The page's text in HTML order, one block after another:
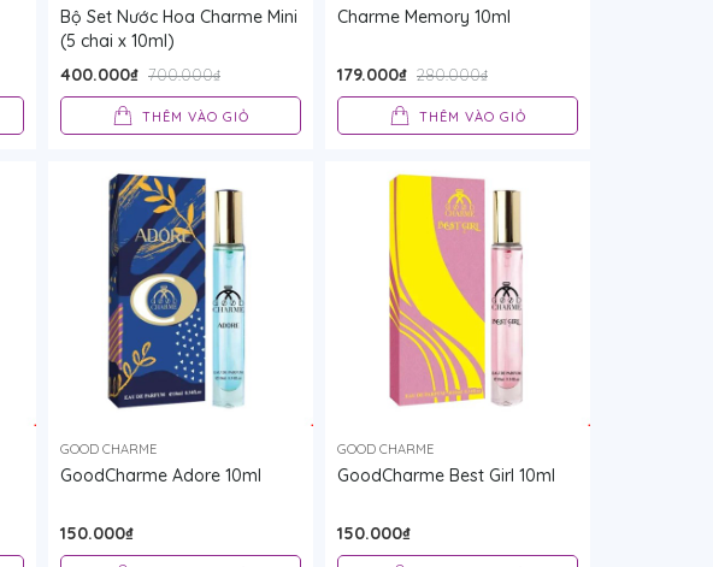
Bộ Set Nước Hoa Charme Mini
(5 chai x 10ml)
400.000₫ 700.000₫
THÊM VÀO GIỎ
Charme Memory 10ml
179.000₫ 280.000₫
THÊM VÀO GIỎ
GOOD CHARME
GoodCharme Adore 10ml
150.000₫
GOOD CHARME
GoodCharme Best Girl 10ml
150.000₫